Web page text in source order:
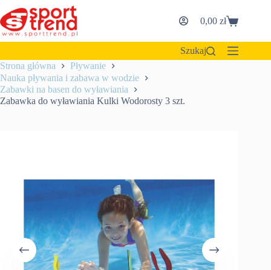
do
treści
Koszyk
0,00zł
Szukaj
Strona główna
Pływanie
Nauka pływania i zabawa w wodzie
Zabawki na basen do wyławiania
Zabawka do wyławiania Kulki Wodorosty 3 szt.